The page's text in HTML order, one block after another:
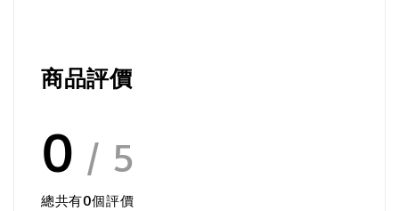
商品評價
0 / 5
總共有0個評價